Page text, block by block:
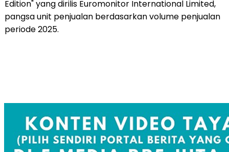
Edition" yang dirilis Euromonitor International Limited,
pangsa unit penjualan berdasarkan volume penjualan
periode 2025.